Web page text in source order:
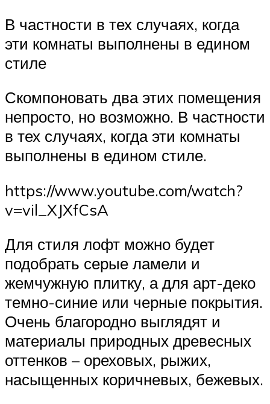
В частности в тех случаях, когда
эти комнаты выполнены в едином
стиле
Скомпоновать два этих помещения
непросто, но возможно. В частности
в тех случаях, когда эти комнаты
выполнены в едином стиле.
https://www.youtube.com/watch?
v=vil_XJXfCsA
Для стиля лофт можно будет
подобрать серые ламели и
жемчужную плитку, а для арт-деко
темно-синие или черные покрытия.
Очень благородно выглядят и
материалы природных древесных
оттенков – ореховых, рыжих,
насыщенных коричневых, бежевых.